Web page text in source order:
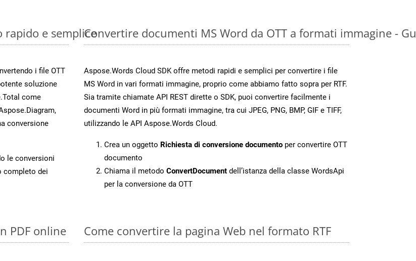
rapido e semplice
i file OTT
soluzione
come
conversione
le conversioni
completo dei
Convertire documenti MS Word da OTT a formati immagine -
Aspose.Words Cloud SDK offre metodi rapidi e semplici per convertire i file
MS Word in vari formati immagine, proprio come abbiamo fatto sopra per RTF.
Sia tramite chiamate API REST dirette o SDK, puoi convertire facilmente i
documenti Word in più formati immagine, tra cui JPEG, PNG, BMP, GIF e TIFF,
utilizzando le API Aspose.Words Cloud.
Crea un oggetto Richiesta di conversione documento per convertire OTT
documento
Chiama il metodo ConvertDocument dell’istanza della classe WordsApi
per la conversione da OTT
PDF online Come convertire la pagina Web nel formato RTF